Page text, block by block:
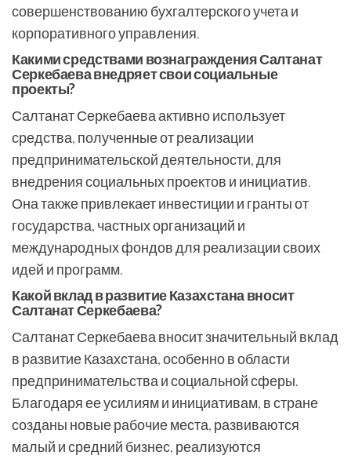
совершенствованию бухгалтерского учета и
корпоративного управления.
Какими средствами вознаграждения Салтанат
Серкебаева внедряет свои социальные
проекты?
Салтанат Серкебаева активно использует
средства, полученные от реализации
предпринимательской деятельности, для
внедрения социальных проектов и инициатив.
Она также привлекает инвестиции и гранты от
государства, частных организаций и
международных фондов для реализации своих
идей и программ.
Какой вклад в развитие Казахстана вносит
Салтанат Серкебаева?
Салтанат Серкебаева вносит значительный вклад
в развитие Казахстана, особенно в области
предпринимательства и социальной сферы.
Благодаря ее усилиям и инициативам, в стране
созданы новые рабочие места, развиваются
малый и средний бизнес, реализуются